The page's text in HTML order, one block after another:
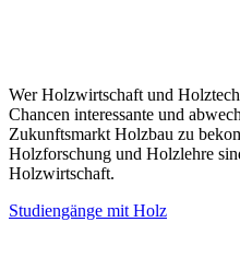
Wer Holzwirtschaft und
Chancen interessante und
Zukunftsmarkt Holzbau zu
Holzforschung und Holzlehre
Holzwirtschaft.
Studiengänge mit Holz